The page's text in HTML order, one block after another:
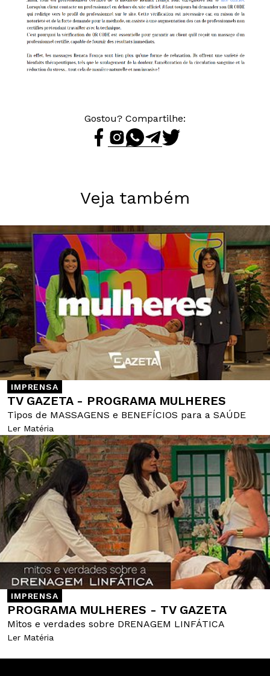
Gostou? Compartilhe:
Veja também
IMPRENSA
TV GAZETA - PROGRAMA MULHERES
Tipos de MASSAGENS e BENEFÍCIOS para a SAÚDE
Ler Matéria
IMPRENSA
PROGRAMA MULHERES - TV GAZETA
Mitos e verdades sobre DRENAGEM LINFÁTICA
Ler Matéria